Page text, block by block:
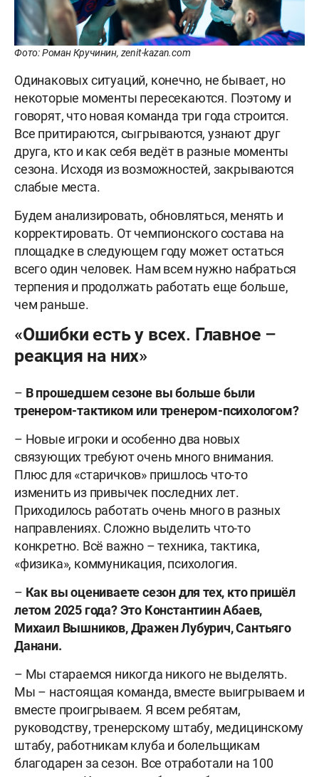
Фото: Роман Кручинин, zenit-kazan.com
Одинаковых ситуаций, конечно, не бывает, но
некоторые моменты пересекаются. Поэтому и
говорят, что новая команда три года строится.
Все притираются, сыгрываются, узнают друг
друга, кто и как себя ведёт в разные моменты
сезона. Исходя из возможностей, закрываются
слабые места.
Будем анализировать, обновляться, менять и
корректировать. От чемпионского состава на
площадке в следующем году может остаться
всего один человек. Нам всем нужно набраться
терпения и продолжать работать еще больше,
чем раньше.
«Ошибки есть у всех. Главное –
реакция на них»
– В прошедшем сезоне вы больше были
тренером-тактиком или тренером-психологом?
– Новые игроки и особенно два новых
связующих требуют очень много внимания.
Плюс для «старичков» пришлось что-то
изменить из привычек последних лет.
Приходилось работать очень много в разных
направлениях. Сложно выделить что-то
конкретно. Всё важно – техника, тактика,
«физика», коммуникация, психология.
– Как вы оцениваете сезон для тех, кто пришёл
летом 2025 года? Это Константиин Абаев,
Михаил Вышников, Дражен Лубурич, Сантьяго
Данани.
– Мы стараемся никогда никого не выделять.
Мы – настоящая команда, вместе выигрываем и
вместе проигрываем. Я всем ребятам,
руководству, тренерскому штабу, медицинскому
штабу, работникам клуба и болельщикам
благодарен за сезон. Все отработали на 100